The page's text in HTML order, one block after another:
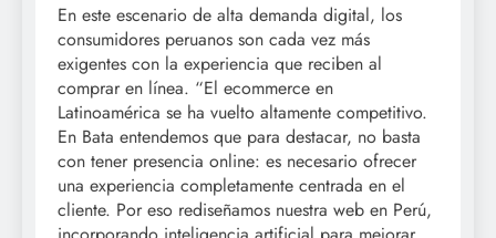
En este escenario de alta demanda digital, los
consumidores peruanos son cada vez más
exigentes con la experiencia que reciben al
comprar en línea. “El ecommerce en
Latinoamérica se ha vuelto altamente competitivo.
En Bata entendemos que para destacar, no basta
con tener presencia online: es necesario ofrecer
una experiencia completamente centrada en el
cliente. Por eso rediseñamos nuestra web en Perú,